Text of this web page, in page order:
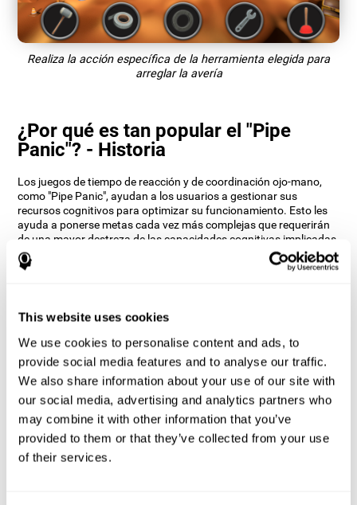
This website uses cookies
We use cookies to personalise content and ads, to
provide social media features and to analyse our traffic.
We also share information about your use of our site with
our social media, advertising and analytics partners who
may combine it with other information that you’ve
provided to them or that they’ve collected from your use
of their services.
Realiza la acción específica de la herramienta elegida para
arreglar la avería
¿Por qué es tan popular el "Pipe
Panic"? - Historia
Los juegos de tiempo de reacción y de coordinación ojo-mano,
como "Pipe Panic", ayudan a los usuarios a gestionar sus
recursos cognitivos para optimizar su funcionamiento. Esto les
ayuda a ponerse metas cada vez más complejas que requerirán
de una mayor destreza de las capacidades cognitivas implicadas,
ayudándoles a estimularlas.
¿Cómo mejora el juego mental “Pipe
específico. Repetir y entrenar de manera consistente este patrón
puede ayudar a optimizar las conexiones neuronales, y a que los
circuitos neurales se reorganicen y recuperen funciones
cognitivas debilitadas o dañadas.
El juego del "Pipe Panic" ayuda a ejercitar el tiempo de reacción, la
coordinación ojo-mano y la percepción visual. Estimular de
manera consistente estas habilidades, puede ayudar a crear
nuevas sinapsis, y mejoren las funciones cognitivas.